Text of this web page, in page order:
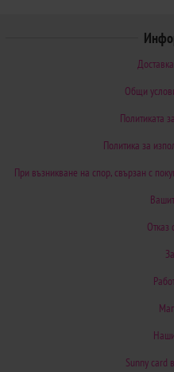
Общи
Политиката
Политика за
При възникване на спор, свързан с
Отказ
Sunny card